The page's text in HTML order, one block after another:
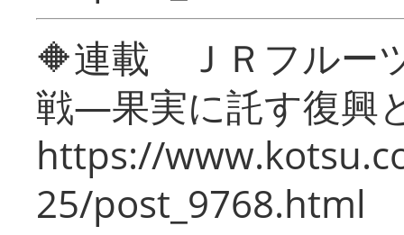
🔶連載 ＪＲフルー
戦―果実に託す復興
https://
25/post_9768.html